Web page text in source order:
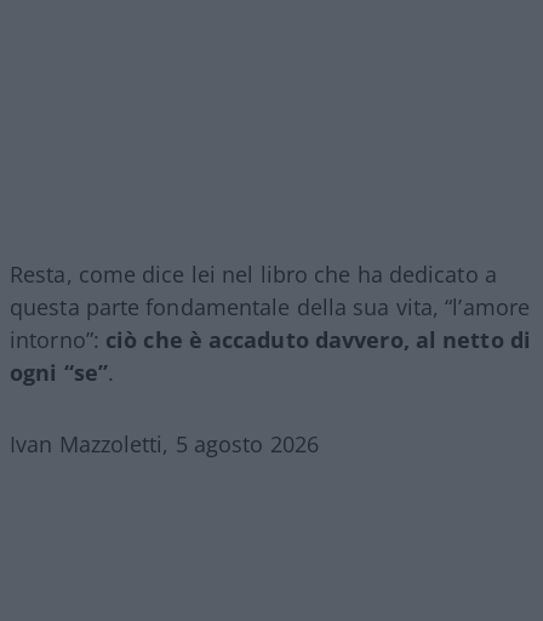
Resta, come dice lei nel libro che ha dedicato a
questa parte fondamentale della sua vita, “l’amore
intorno”: ciò che è accaduto davvero, al netto di
ogni “se”.
Ivan Mazzoletti, 5 agosto 2026